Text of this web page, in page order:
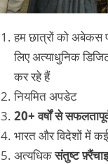
हम छात्रों को अबेकस
लिए अत्याधुनिक
कर रहे हैं
नियमित अपडेट
20+ वर्षों से
भारत और विदेशों में कई
अत्यधिकसंतुष्ट